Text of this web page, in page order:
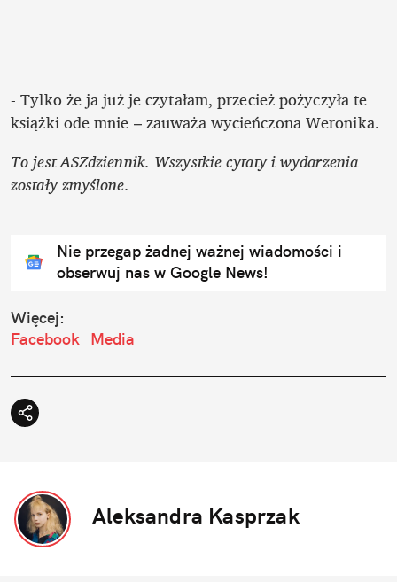
- Tylko że ja już je czytałam, przecież pożyczyła te
książki ode mnie – zauważa wycieńczona Weronika.
To jest ASZdziennik. Wszystkie cytaty i wydarzenia
zostały zmyślone.
Nie przegap żadnej ważnej wiadomości i
obserwuj nas w Google News!
Więcej:
Facebook Media
Aleksandra Kasprzak